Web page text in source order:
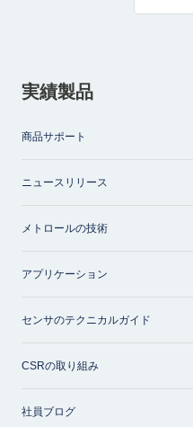
実績製品
商品サポート
ニュースリリース
メトロールの技術
アプリケーション
センサのテクニカルガイド
CSRの取り組み
社員ブログ